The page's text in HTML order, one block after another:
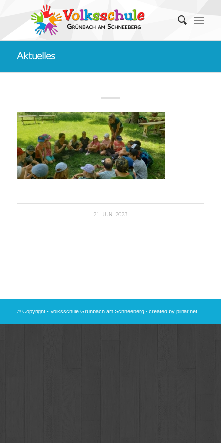
Aktuelles
21. JUNI 2023
© Copyright - Volksschule Grünbach am Schneeberg - created by pilhar.net